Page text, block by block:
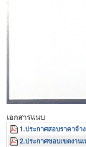
เอกสารแนบ
1.ประกาศสอบราคาจ้า
2.ประกาศขอบเขตงาน